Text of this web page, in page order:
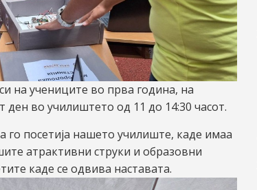
на учениците во прва година, на
ден во училиштето од 11 до 14:30 часот.
посетија нашето училиште, каде имаа
атрактивни струки и образовни
каде се одвива наставата.